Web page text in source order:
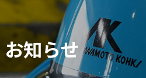
お知らせ